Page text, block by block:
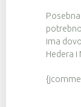
ima
Hedera i